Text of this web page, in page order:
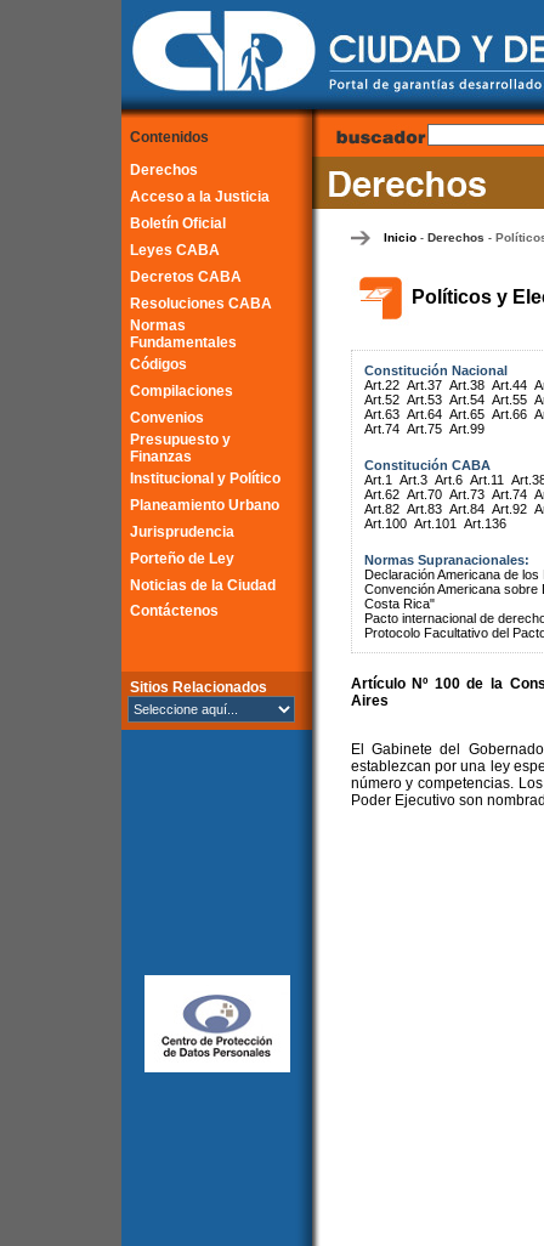
Contenidos
Derechos
Acceso a la Justicia
Boletín Oficial
Leyes CABA
Decretos CABA
Resoluciones CABA
Normas
Fundamentales
Códigos
Compilaciones
Convenios
Presupuesto y
Finanzas
Institucional y Político
Planeamiento Urbano
Jurisprudencia
Porteño de Ley
Noticias de la Ciudad
Contáctenos
Sitios Relacionados
Inicio- Derechos -
Políticos y
Constitución Nacional
Art.22 Art.37 Art.38 Art.44
Art.52 Art.53 Art.54 Art.55
Art.63 Art.64 Art.65 Art.66
Art.74 Art.75 Art.99
Constitución CABA
Art.1
Art.3 Art.6 Art.11
Art.62 Art.70 Art.73 Art.74
Art.82 Art.83 Art.84 Art.92
Art.100 Art.101 Art.136
Normas Supranacionales:
Declaración Americana de
Convención Americana
Costa Rica"
Pacto internacional de
Protocolo Facultativo del
Artículo Nº 100 de la
Aires
El Gabinete del
establezcan por una ley
número y competencias.
Poder Ejecutivo son